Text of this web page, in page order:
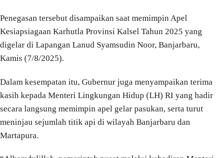
Penegasan tersebut disampaikan saat memimpin Apel
Kesiapsiagaan Karhutla Provinsi Kalsel Tahun 2025 yang
digelar di Lapangan Lanud Syamsudin Noor, Banjarbaru,
Kamis (7/8/2025).
Dalam kesempatan itu, Gubernur juga menyampaikan terima
kasih kepada Menteri Lingkungan Hidup (LH) RI yang hadir
secara langsung memimpin apel gelar pasukan, serta turut
meninjau sejumlah titik api di wilayah Banjarbaru dan
Martapura.